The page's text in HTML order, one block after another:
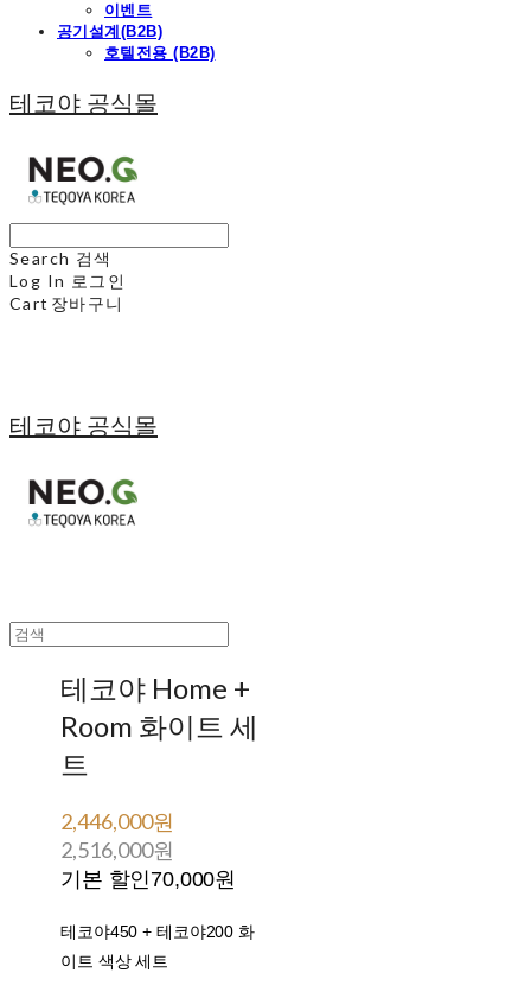
이벤트
공기설계(B2B)
호텔전용 (B2B)
테코야 공식몰
Search 검색
Log In 로그인
Cart 장바구니
테코야 공식몰
테코야 Home +
Room 화이트 세
트
2,446,000원
2,516,000원
기본 할인70,000원
테코야450 + 테코야200 화
이트 색상 세트